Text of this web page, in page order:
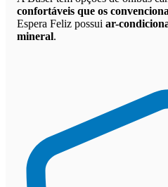
confortáveis que os
Espera Feliz possui ar-
mineral.